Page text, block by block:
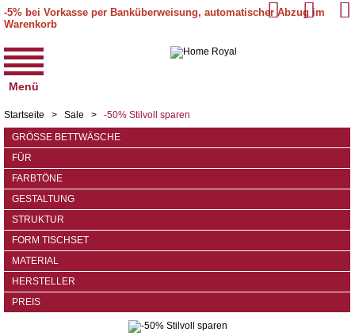
-5% bei Vorkasse per Banküberweisung, automatischer Abzug im
Warenkorb
Menü
Startseite > Sale >
-50% Stilvoll sparen
GRÖSSE BETTWÄSCHE
FÜR
FARBTÖNE
GESTALTUNG
STRUKTUR
FORM TISCHSET
MATERIAL
HERSTELLER
PREIS